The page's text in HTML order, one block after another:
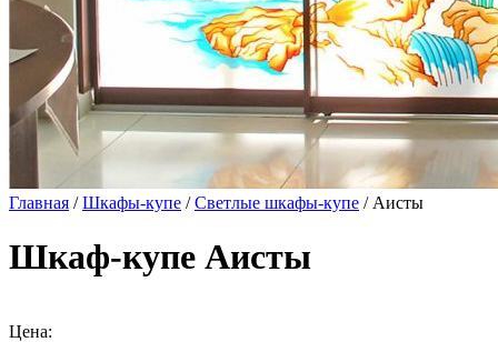
Главная /Шкафы-купе /Светлые шкафы-купе / Аисты
Шкаф-купе Аисты
Цена: